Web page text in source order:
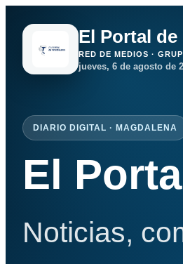
El Portal de
RED DE MEDIOS ·
jueves, 6 de agosto de
DIARIO DIGITAL · MAGDALENA
El
Noticias,